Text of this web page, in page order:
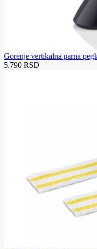
Gorenje vertikalna parna
5.790 RSD